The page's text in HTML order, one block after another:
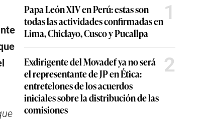
Papa León XIV en Perú: estas son
todas las actividades confirmadas en
Lima, Chiclayo, Cusco y Pucallpa
1
Exdirigente del Movadef ya no será
el representante de JP en Ética:
entretelones de los acuerdos
iniciales sobre la distribución de las
comisiones
2